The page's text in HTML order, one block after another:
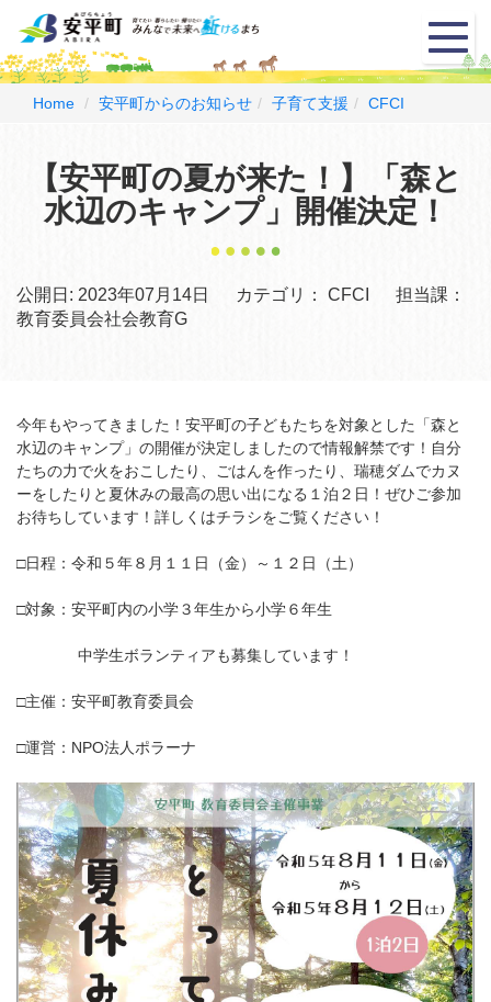
メ
ニ
ュ
Home 安平町からのお知らせ 子育て支援 CFCI
【安平町の夏が来た！】「森と
水辺のキャンプ」開催決定！
公開日: 2023年07月14日 カテゴリ： CFCI
担当課：
教育委員会社会教育G
今年もやってきました！安平町の子どもたちを対象とした「森と
水辺のキャンプ」の開催が決定しましたので情報解禁です！自分
たちの力で火をおこしたり、ごはんを作ったり、瑞穂ダムでカヌ
ーをしたりと夏休みの最高の思い出になる１泊２日！ぜひご参加
お待ちしています！詳しくはチラシをご覧ください！
□日程：令和５年８月１１日（金）～１２日（土）
□対象：安平町内の小学３年生から小学６年生
中学生ボランティアも募集しています！
□主催：安平町教育委員会
□運営：NPO法人ポラーナ